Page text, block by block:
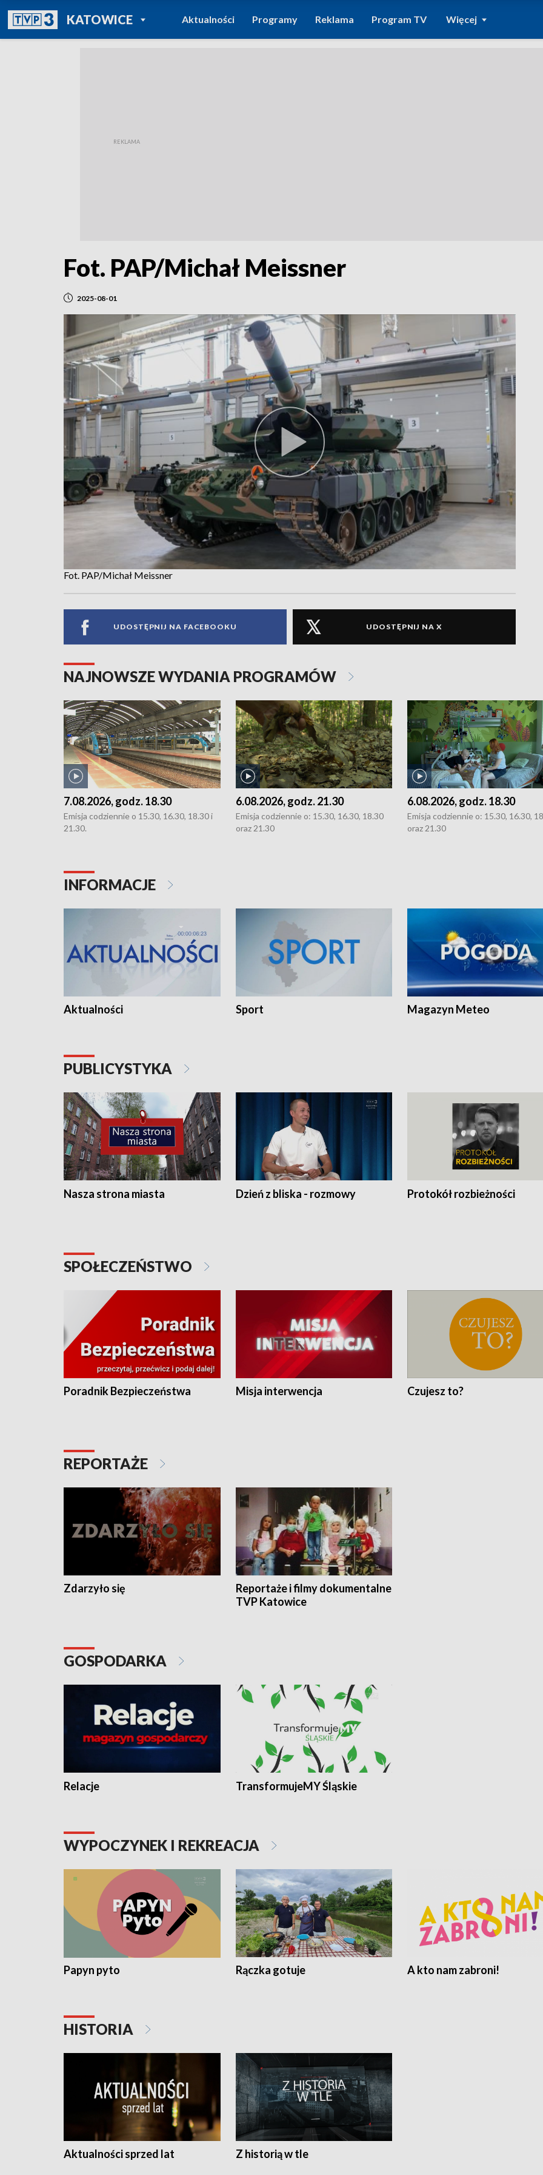
KATOWICEPOWRÓT DO
TVP REGIONY
Aktualności Programy Reklama Program TV Więcej
Fot. PAP/Michał Meissner
2025-08-01
Fot. PAP/Michał Meissner
UDOSTĘPNIJ NA FACEBOOKU UDOSTĘPNIJ NA X
NAJNOWSZE WYDANIA PROGRAMÓW
7.08.2026, godz. 18.30
Emisja codziennie o 15.30, 16.30, 18.30 i
21.30.
6.08.2026, godz. 21.30
Emisja codziennie o: 15.30, 16.30, 18.30
oraz 21.30
6.08.2026, godz. 18.30
Emisja codziennie o: 15.30, 16.30,
oraz 21.30
INFORMACJE
Aktualności Sport Magazyn Meteo
PUBLICYSTYKA
Nasza strona miasta Dzień z bliska - rozmowy Protokół rozbieżności
SPOŁECZEŃSTWO
Poradnik Bezpieczeństwa Misja interwencja Czujesz to?
REPORTAŻE
Zdarzyło się
Reportaże i filmy dokumentalne
TVP Katowice
GOSPODARKA
Relacje TransformujeMY Śląskie
WYPOCZYNEK I REKREACJA
Papyn pyto Rączka gotuje A kto nam zabroni!
HISTORIA
Aktualności sprzed lat Z historią w tle